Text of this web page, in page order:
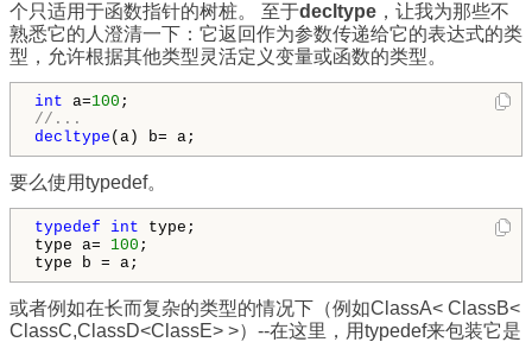
个只适用于函数指针的树桩。 至于decltype ，让我为那些不
熟悉它的人澄清一下：它返回作为参数传递给它的表达式的类
型，允许根据其他类型灵活定义变量或函数的类型。
int a=100
//...
decltype (a) b= a;
要么使用typedef。
typedef int type;
type a= 100 ;
type b = a;
或者例如在长而复杂的类型的情况下（例如ClassA< ClassB<
ClassC,ClassD<ClassE> >）--在这里，用typedef来包装它是